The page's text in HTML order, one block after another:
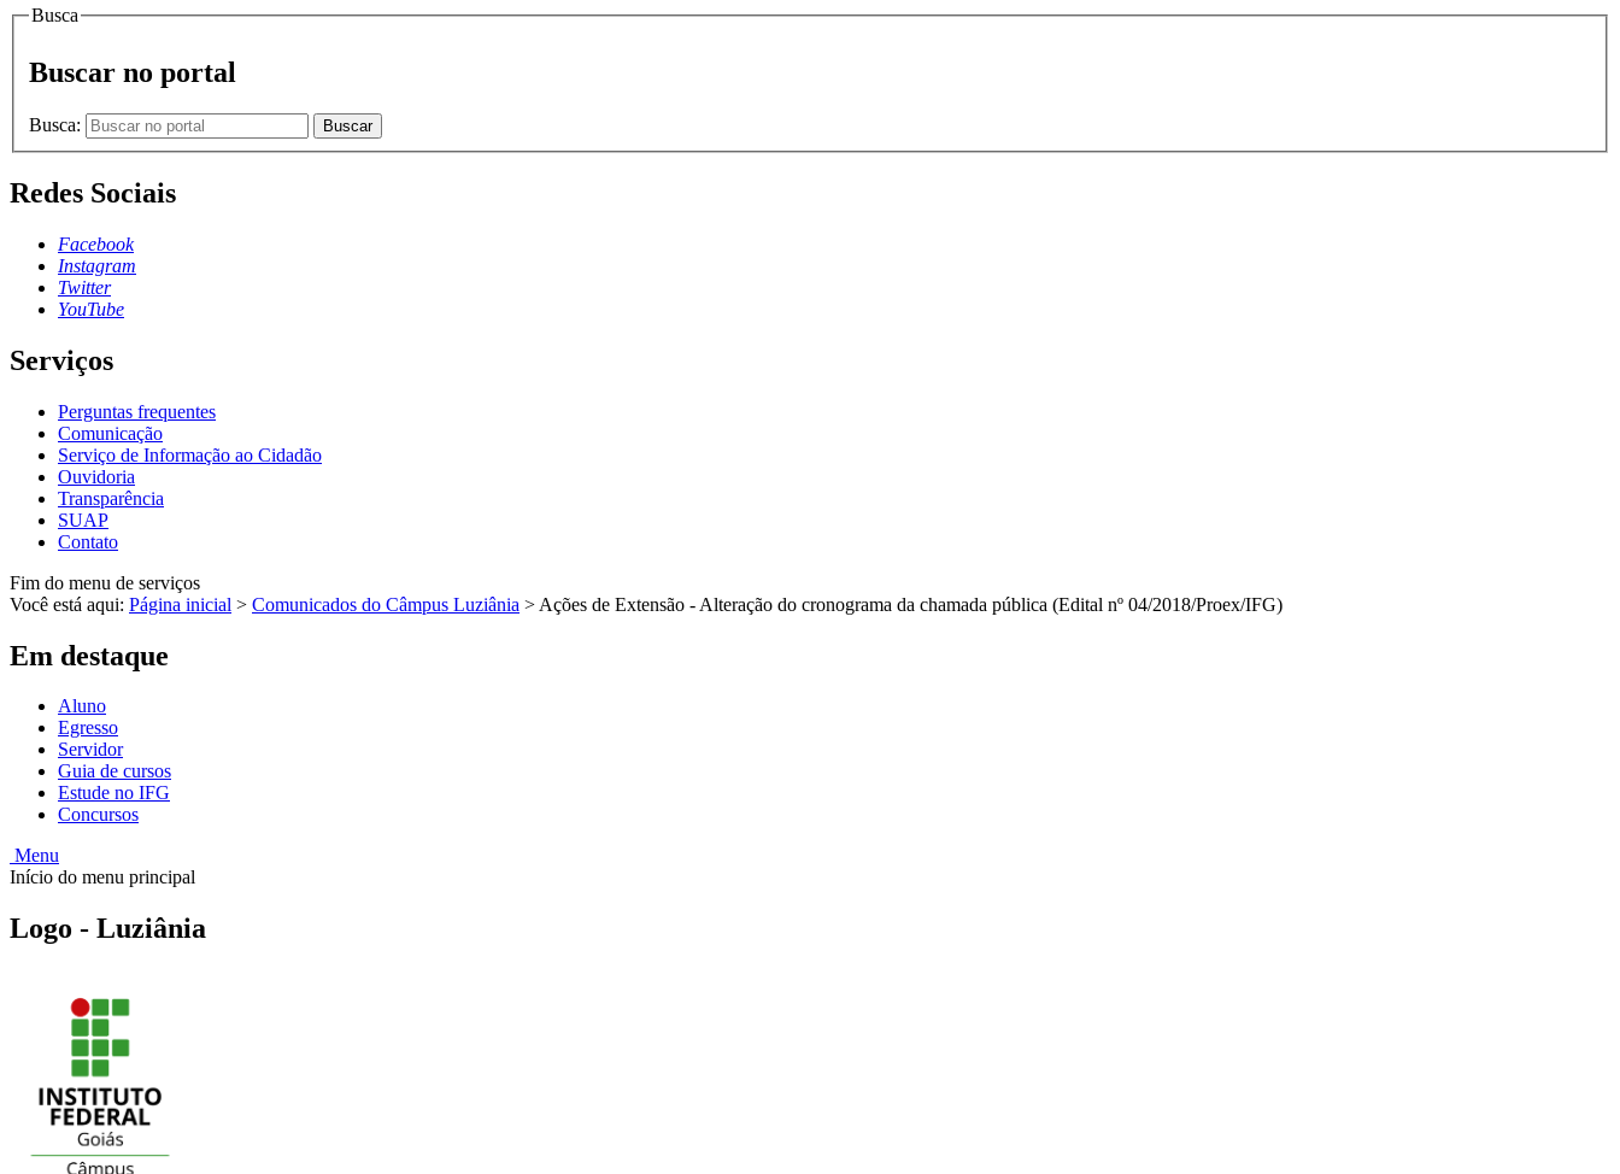
Busca
Buscar no portal
Busca: Buscar
Redes Sociais
Facebook
Instagram
Twitter
YouTube
Serviços
Perguntas frequentes
Comunicação
Serviço de Informação ao Cidadão
Ouvidoria
Transparência
SUAP
Contato
Fim do menu de serviços
Você está aqui: Página inicial > Comunicados do Câmpus Luziânia > Ações de Extensão - Alteração do cronograma da chamada pública (Edital nº 04/2018/Proex/IFG)
Em destaque
Aluno
Egresso
Servidor
Guia de cursos
Estude no IFG
Concursos
Menu
Início do menu principal
Logo - Luziânia